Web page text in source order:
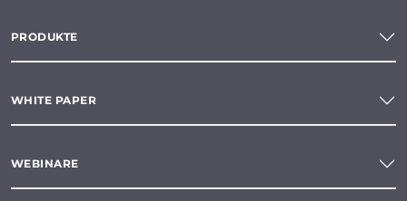
PRODUKTE
WHITE PAPER
WEBINARE